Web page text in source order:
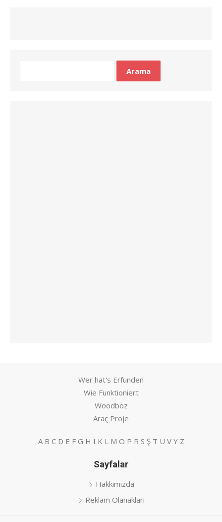
Wer hat's Erfunden
Wie Funktioniert
Woodboz
Araç Proje
A B C D E F G H I K L M O P R S Ş T U V Y Z
Sayfalar
Hakkımızda
Reklam Olanakları